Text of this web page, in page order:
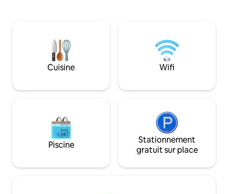
personnes - Cuisine équipée - Lave-
linge/ Sèche-linge - Barbecue - Parking
pour 3 à 4 voitures
PROPRE,
ÉLECTRIQUE
communes,
sport dans le
Cuisine Wifi
Piscine
Stationnement
gratuit sur place